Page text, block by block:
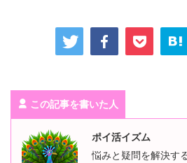
れたり、エポスカード会員限定の割引
カラオケ・テーマパークなどで利用で
に、海外旅行傷害保険が自動付帯して
での買い物や他社ポイントへの移行な
す。審査も比較的スムーズで、学生や
象でした。コスパ重視の方や、日常使
ておきたい方には、エポスカードは非
この記事を書いた人
ポイ活イズム
悩みと疑問を解決す